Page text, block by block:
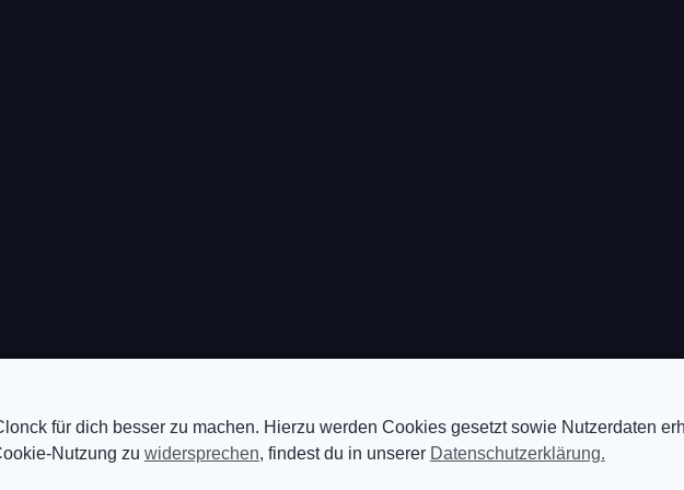
für dich besser zu machen. Hierzu werden Cookies gesetzt sowie Nutzerdaten
Nutzung zu widersprechen, findest du in unserer Datenschutzerklärung.